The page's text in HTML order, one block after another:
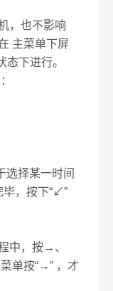
，也不影响
主菜单下屏
下进行。
选择某一时间
毕，按下“↙”
中，按→、
单按“→” ，才